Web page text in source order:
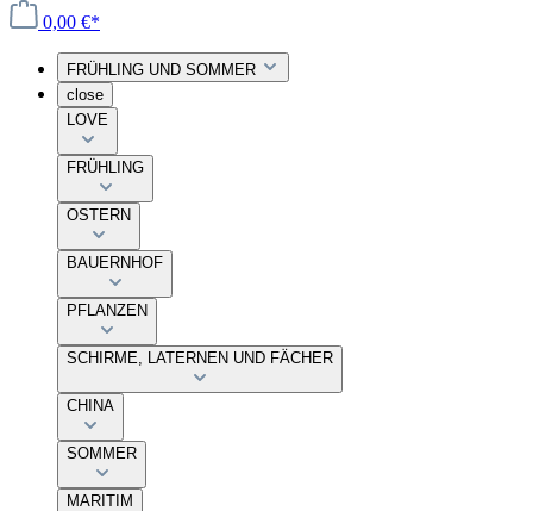
0,00 €*
FRÜHLING UND SOMMER
close
LOVE
FRÜHLING
OSTERN
BAUERNHOF
PFLANZEN
SCHIRME, LATERNEN UND FÄCHER
CHINA
SOMMER
MARITIM